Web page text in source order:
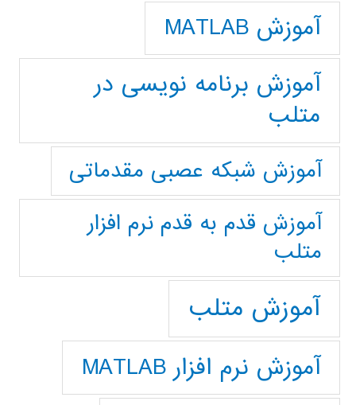
آموزش MATLAB
آموزش برنامه نویسی در
متلب
آموزش شبکه عصبی مقدماتی
آموزش قدم به قدم نرم افزار
متلب
آموزش متلب
آموزش نرم افزار MATLAB